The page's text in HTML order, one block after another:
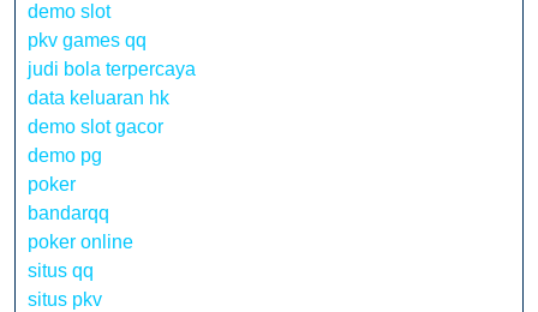
demo slot
pkv games qq
judi bola terpercaya
data keluaran hk
demo slot gacor
demo pg
poker
bandarqq
poker online
situs qq
situs pkv